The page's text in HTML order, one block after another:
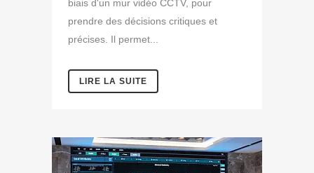
biais d'un mur vidéo CCTV, pour
prendre des décisions critiques et
précises. Il permet...
LIRE LA SUITE